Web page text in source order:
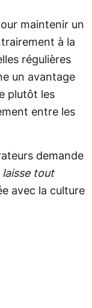
maintenir un
à la
régulières
un avantage
plutôt les
entre les
demande
laisse tout
avec la culture